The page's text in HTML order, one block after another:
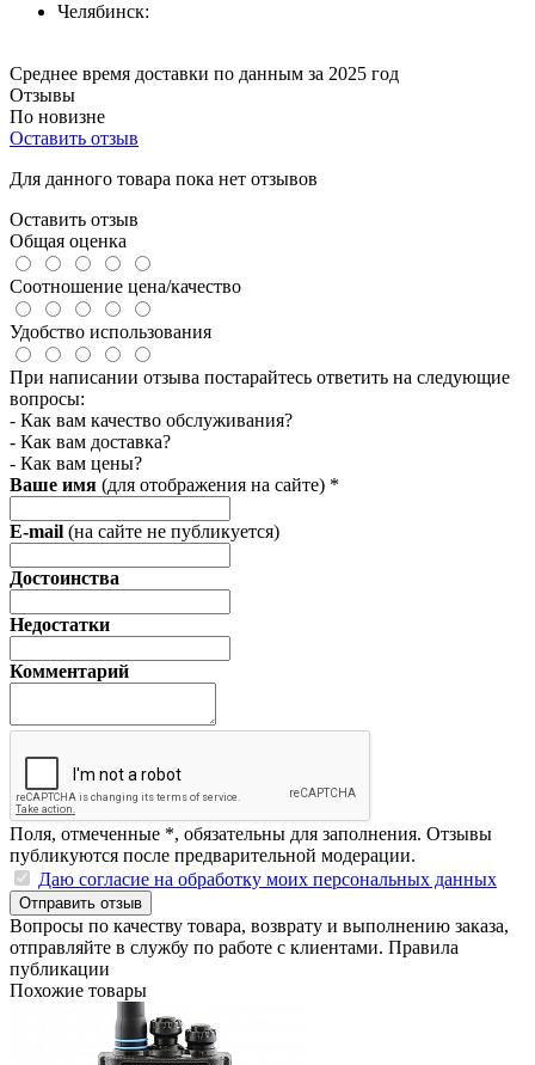
Челябинск:
Среднее время доставки по данным за 2025 год
Отзывы
По новизне
Оставить отзыв
Для данного товара пока нет отзывов
Оставить отзыв
Общая оценка
Соотношение цена/качество
Удобство использования
При написании отзыва постарайтесь ответить на следующие
вопросы:
- Как вам качество обслуживания?
- Как вам доставка?
- Как вам цены?
Ваше имя (для отображения на сайте) *
E-mail (на сайте не публикуется)
Достоинства
Недостатки
Комментарий
Поля, отмеченные *, обязательны для заполнения. Отзывы
публикуются после предварительной модерации.
Даю согласие на обработку моих персональных данных
Отправить отзыв
Вопросы по качеству товара, возврату и выполнению заказа,
отправляйте в службу по работе с клиентами. Правила
публикации
Похожие товары